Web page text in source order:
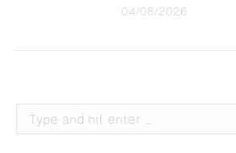
04/08/2026
Search: